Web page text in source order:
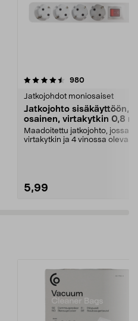
980arvostelut
Jatkojohdot moniosaiset
Jatkojohto sisäkäyttöön, 4-
osainen, virtakytkin 0,8 m
Maadoitettu jatkojohto, jossa
virtakytkin ja 4 vinossa olevaa
5,99
4.5 viidestä